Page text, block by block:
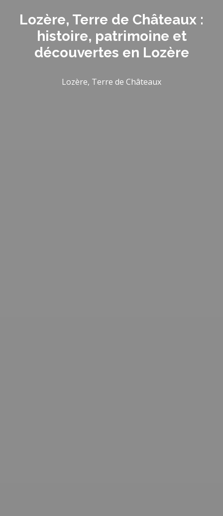
Lozère, Terre de Châteaux :
histoire, patrimoine et
découvertes en Lozère
Lozère, Terre de Châteaux